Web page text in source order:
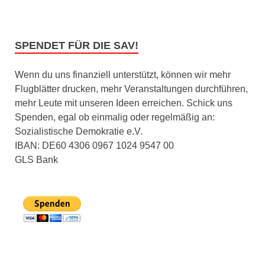
SPENDET FÜR DIE SAV!
Wenn du uns finanziell unterstützt, können wir mehr
Flugblätter drucken, mehr Veranstaltungen durchführen,
mehr Leute mit unseren Ideen erreichen. Schick uns
Spenden, egal ob einmalig oder regelmäßig an:
Sozialistische Demokratie e.V.
IBAN: DE60 4306 0967 1024 9547 00
GLS Bank